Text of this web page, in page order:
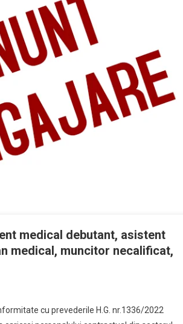
medical debutant, asistent
medical, muncitor necalificat,
cu prevederile H.G. nr.1336/2022